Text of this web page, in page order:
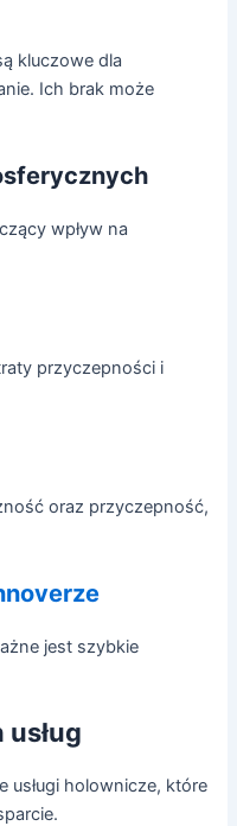
kluczowe dla
Ich brak może
wpływ na
przyczepności i
oraz przyczepność,
jest szybkie
usługi holownicze, które